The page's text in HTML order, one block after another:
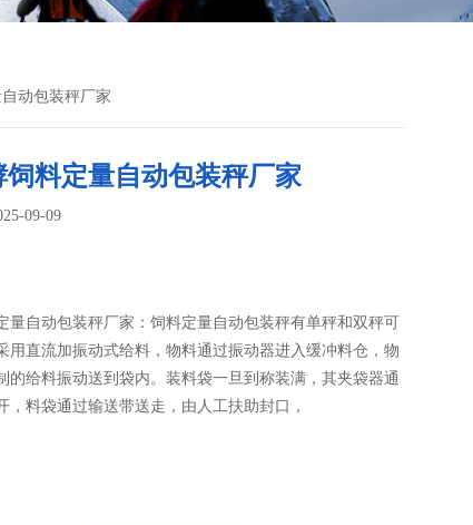
动包装秤厂家
饲料定量自动包装秤厂家
09-09
量自动包装秤厂家：饲料定量自动包装秤​有单秤和双秤可
用直流加振动式给料，物料通过振动器进入缓冲料仓，物
的给料振动送到袋内。装料袋一旦到称装满，其夹袋器通
，料袋通过输送带送走，由人工扶助封口，